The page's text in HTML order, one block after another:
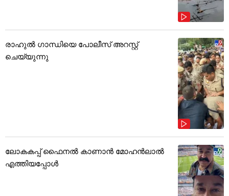
രാഹുൽ ഗാന്ധിയെ പോലീസ് അറസ്റ്റ്
ചെയ്യുന്നു
ലോകകപ്പ് ഫൈനൽ കാണാൻ മോഹൻലാൽ
എത്തിയപ്പോൾ